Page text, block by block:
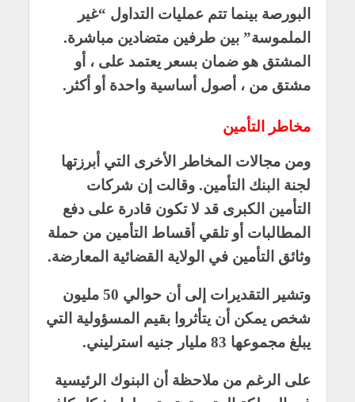
البورصة بينما تتم عمليات التداول “غير
الملموسة” بين طرفين متضادين مباشرة.
المشتق هو ضمان بسعر يعتمد على ، أو
مشتق من ، أصول أساسية واحدة أو أكثر.
مخاطر التأمين
ومن مجالات المخاطر الأخرى التي أبرزتها
لجنة البنك التأمين. وقالت إن شركات
التأمين الكبرى قد لا تكون قادرة على دفع
المطالبات أو تلقي أقساط التأمين من حملة
وثائق التأمين في الولاية القضائية المعارضة.
وتشير التقديرات إلى أن حوالي 50 مليون
شخص يمكن أن يتأثروا بقيم المسؤولية التي
يبلغ مجموعها 83 مليار جنيه استرليني.
على الرغم من ملاحظة أن البنوك الرئيسية